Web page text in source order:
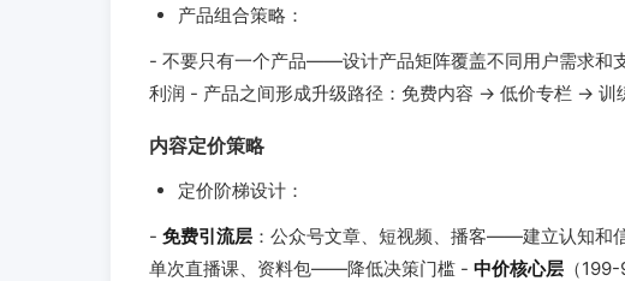
产品组合策略：
- 不要只有一个产品——设计产品矩阵覆盖不同用户需求和
利润 - 产品之间形成升级路径：免费内容 → 低价专栏 → 训
内容定价策略
定价阶梯设计：
- 免费引流层 ：公众号文章、短视频、播客——建立认知和
单次直播课、资料包——降低决策门槛 - 中价核心层 （